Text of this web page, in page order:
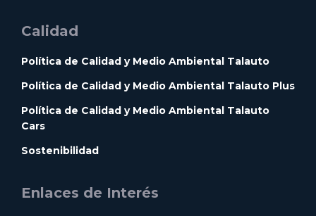
Calidad
Política de Calidad y Medio Ambiental Talauto
Política de Calidad y Medio Ambiental Talauto Plus
Política de Calidad y Medio Ambiental Talauto
Cars
Sostenibilidad
Enlaces de Interés